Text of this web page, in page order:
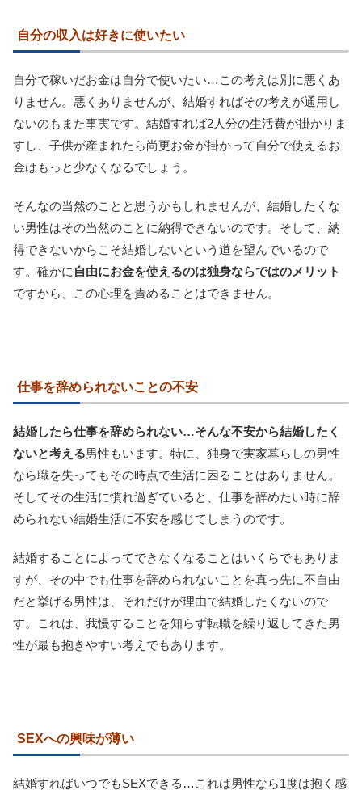
自分の収入は好きに使いたい
自分で稼いだお金は自分で使いたい…この考えは別に悪くあ
りません。悪くありませんが、結婚すればその考えが通用し
ないのもまた事実です。結婚すれば2人分の生活費が掛かりま
すし、子供が産まれたら尚更お金が掛かって自分で使えるお
金はもっと少なくなるでしょう。
そんなの当然のことと思うかもしれませんが、結婚したくな
い男性はその当然のことに納得できないのです。そして、納
得できないからこそ結婚しないという道を望んでいるので
す。確かに 自由にお金を使えるのは独身ならではのメリット
ですから、この心理を責めることはできません。
仕事を辞められないことの不安
結婚したら仕事を辞められない…そんな不安から結婚したく
ないと考える男性もいます。特に、独身で実家暮らしの男性
なら職を失ってもその時点で生活に困ることはありません。
そしてその生活に慣れ過ぎていると、仕事を辞めたい時に辞
められない結婚生活に不安を感じてしまうのです。
結婚することによってできなくなることはいくらでもありま
すが、その中でも仕事を辞められないことを真っ先に不自由
だと挙げる男性は、それだけが理由で結婚したくないので
す。これは、我慢することを知らず転職を繰り返してきた男
性が最も抱きやすい考えでもあります。
SEXへの興味が薄い
結婚すればいつでもSEXできる…これは男性なら1度は抱く感